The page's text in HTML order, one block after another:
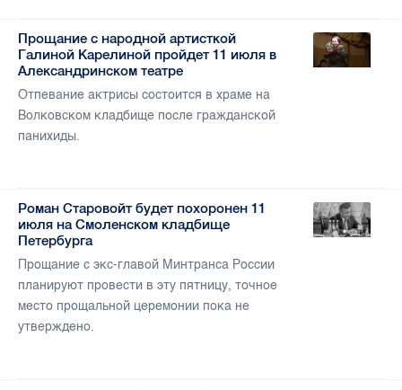
Прощание с народной артисткой
Галиной Карелиной пройдет 11 июля в
Александринском театре
Отпевание актрисы состоится в храме на
Волковском кладбище после гражданской
панихиды.
Роман Старовойт будет похоронен 11
июля на Смоленском кладбище
Петербурга
Прощание с экс-главой Минтранса России
планируют провести в эту пятницу, точное
место прощальной церемонии пока не
утверждено.